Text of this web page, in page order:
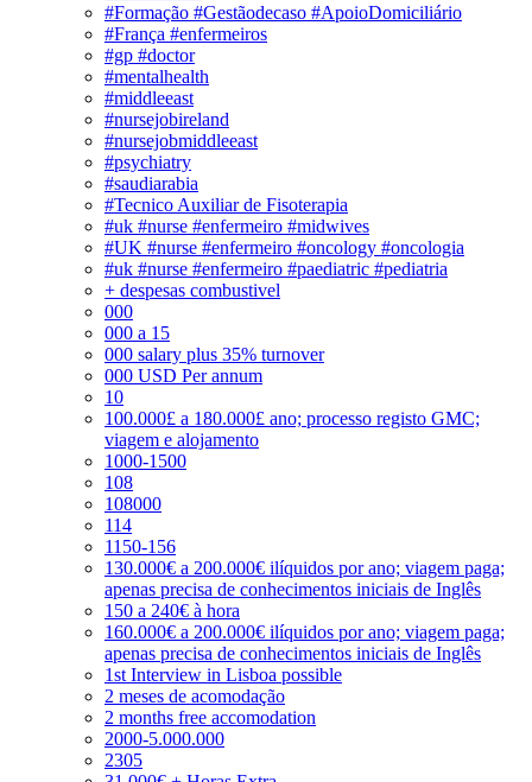
#Formação #Gestãodecaso #ApoioDomiciliário
#França #enfermeiros
#gp #doctor
#mentalhealth
#middleeast
#nursejobireland
#nursejobmiddleeast
#psychiatry
#saudiarabia
#Tecnico Auxiliar de Fisoterapia
#uk #nurse #enfermeiro #midwives
#UK #nurse #enfermeiro #oncology #oncologia
#uk #nurse #enfermeiro #paediatric #pediatria
+ despesas combustivel
000
000 a 15
000 salary plus 35% turnover
000 USD Per annum
10
100.000£ a 180.000£ ano; processo registo GMC;
viagem e alojamento
1000-1500
108
108000
114
1150-156
130.000€ a 200.000€ ilíquidos por ano; viagem paga;
apenas precisa de conhecimentos iniciais de Inglês
150 a 240€ à hora
160.000€ a 200.000€ ilíquidos por ano; viagem paga;
apenas precisa de conhecimentos iniciais de Inglês
1st Interview in Lisboa possible
2 meses de acomodação
2 months free accomodation
2000-5.000.000
2305